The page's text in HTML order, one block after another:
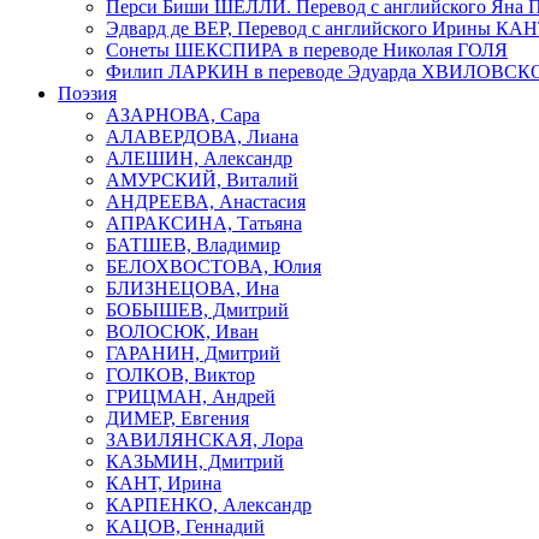
Перси Биши ШЕЛЛИ. Перевод с английского
Эдвард де ВЕР, Перевод с английского Ирины
Сонеты ШЕКСПИРА в переводе Николая ГОЛЯ
Филип ЛАРКИН в переводе Эдуарда
Поэзия
АЗАРНОВА, Сара
АЛАВЕРДОВА, Лиана
АЛЕШИН, Александр
АМУРСКИЙ, Виталий
АНДРЕЕВА, Анастасия
АПРАКСИНА, Татьяна
БАТШЕВ, Владимир
БЕЛОХВОСТОВА, Юлия
БЛИЗНЕЦОВА, Ина
БОБЫШЕВ, Дмитрий
ВОЛОСЮК, Иван
ГАРАНИН, Дмитрий
ГОЛКОВ, Виктор
ГРИЦМАН, Андрей
ДИМЕР, Евгения
ЗАВИЛЯНСКАЯ, Лора
КАЗЬМИН, Дмитрий
КАНТ, Ирина
КАРПЕНКО, Александр
КАЦОВ, Геннадий